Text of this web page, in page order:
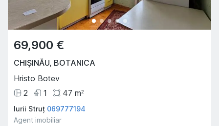
69,900 €
CHIȘINĂU, BOTANICA
Hristo Botev
2
1 47 m2
Iurii Struț 069777194
Agent imobiliar